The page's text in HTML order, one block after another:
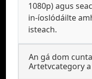
1080p) agus
in-íoslódáilte
isteach.
An gá dom
Artetvcategory